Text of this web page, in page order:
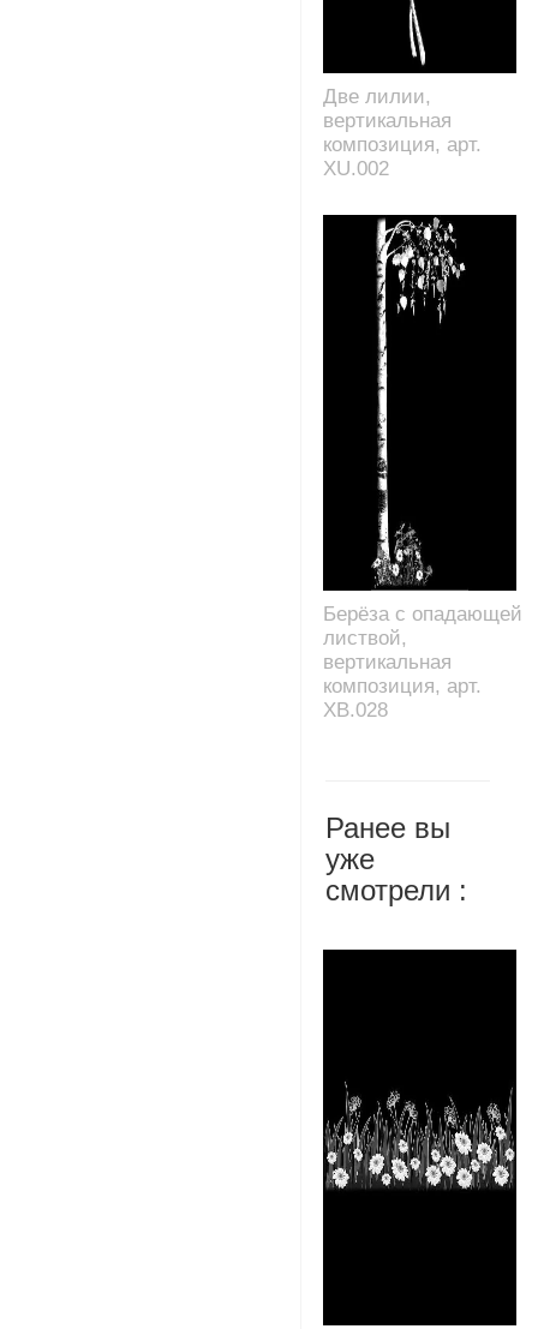
Две лилии,
вертикальная
композиция, арт.
XU.002
Берёза с опадающей
листвой,
вертикальная
композиция, арт.
XB.028
Ранее вы
уже
смотрели :